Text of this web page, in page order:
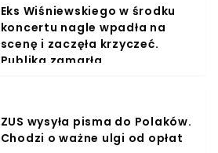
Eks Wiśniewskiego w środku
koncertu nagle wpadła na
scenę i zaczęła krzyczeć.
Publika zamarła
ZUS wysyła pisma do Polaków.
Chodzi o ważne ulgi od opłat